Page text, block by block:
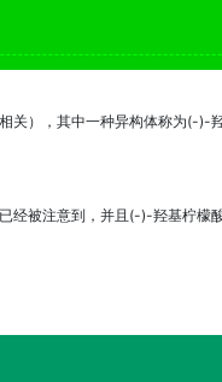
关），其中一种异构体称为(-)-
经被注意到，并且(-)-羟基柠檬